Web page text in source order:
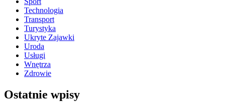
Technologia
Transport
Turystyka
Ukryte Zajawki
Uroda
Usługi
Wnętrza
Zdrowie
Ostatnie wpisy